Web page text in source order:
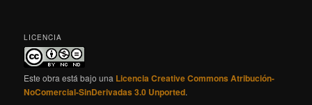
LICENCIA
Este obra está bajo una Licencia Creative Commons Atribución-
NoComercial-SinDerivadas 3.0 Unported.